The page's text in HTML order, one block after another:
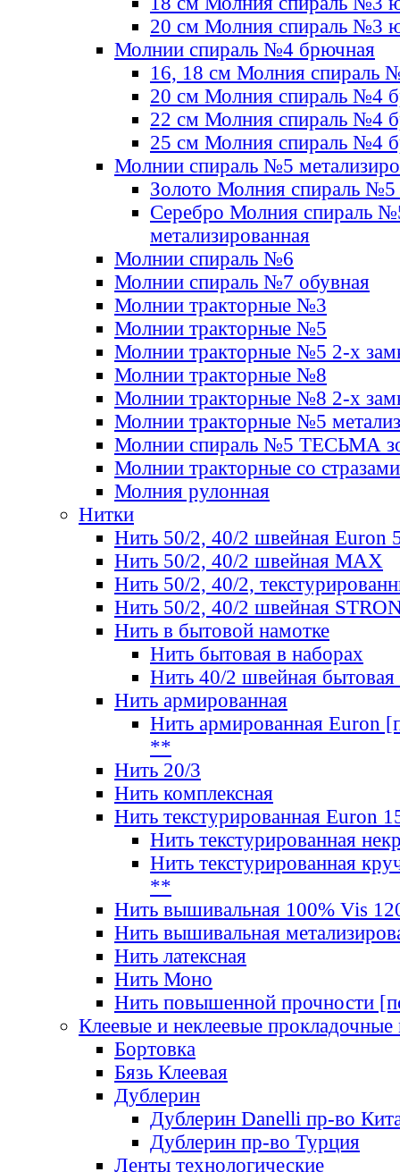
20 см Молния спираль №3
Молнии спираль №4 брючная
16, 18 см Молния спираль
20 см Молния спираль №4
22 см Молния спираль №4
25 см Молния спираль №4
Молнии спираль №5
Золото Молния спираль №5
Серебро Молния спираль
метализированная
Молнии спираль №6
Молнии спираль №7 обувная
Молнии тракторные №3
Молнии тракторные №5
Молнии тракторные №5 2-х
Молнии тракторные №8
Молнии тракторные №8 2-х
Молнии тракторные №5
Молнии спираль №5 ТЕСЬМА
Молнии тракторные со стразами
Молния рулонная
Нитки
Нить 50/2, 40/2 швейная Euron
Нить 50/2, 40/2 швейная МАХ
Нить 50/2, 40/2,
Нить 50/2, 40/2 швейная
Нить в бытовой намотке
Нить бытовая в наборах
Нить 40/2 швейная бытовая
Нить армированная
Нить армированная Euron
**
Нить 20/3
Нить комплексная
Нить текстурированная Euron
Нить текстурированная
Нить текстурированная
**
Нить вышивальная 100% Vis
Нить вышивальная
Нить латексная
Нить Моно
Нить повышенной прочности
Клеевые и неклеевые прокладочные
Бортовка
Бязь Клеевая
Дублерин
Дублерин Danelli пр-во
Дублерин пр-во Турция
Ленты технологические